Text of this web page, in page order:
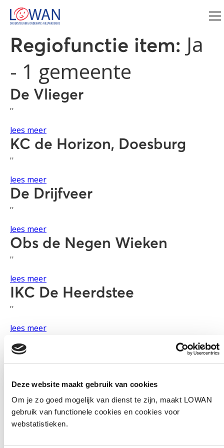
Deze website maakt gebruik van cookies
Om je zo goed mogelijk van dienst te zijn, maakt LOWAN
gebruik van functionele cookies en cookies voor
webstatistieken.
Regiofunctie item: Ja
- 1 gemeente
De Vlieger
''
lees meer
KC de Horizon, Doesburg
''
lees meer
De Drijfveer
''
lees meer
Obs de Negen Wieken
''
lees meer
IKC De Heerdstee
''
lees meer
Stichting PAS
Basisschool aan ’t Heike
lees meer
KC Moerschans